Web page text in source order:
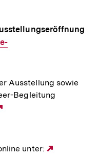
Ausstellung sowie
Begleitung
unter: